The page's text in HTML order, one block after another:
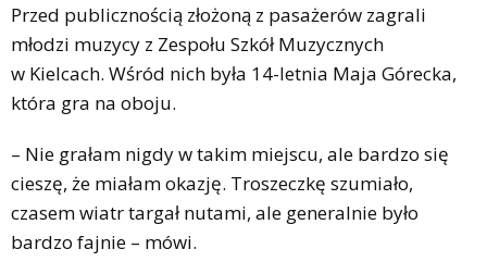
Przed publicznością złożoną z pasażerów zagrali
młodzi muzycy z Zespołu Szkół Muzycznych
w Kielcach. Wśród nich była 14-letnia Maja Górecka,
która gra na oboju.
– Nie grałam nigdy w takim miejscu, ale bardzo się
cieszę, że miałam okazję. Troszeczkę szumiało,
czasem wiatr targał nutami, ale generalnie było
bardzo fajnie – mówi.